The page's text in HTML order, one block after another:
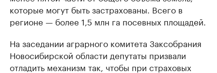
которые могут быть застрахованы. Всего в
регионе — более 1,5 млн га посевных площадей.
На заседании аграрного комитета Заксобрания
Новосибирской области депутаты призвали
отладить механизм так, чтобы при страховых